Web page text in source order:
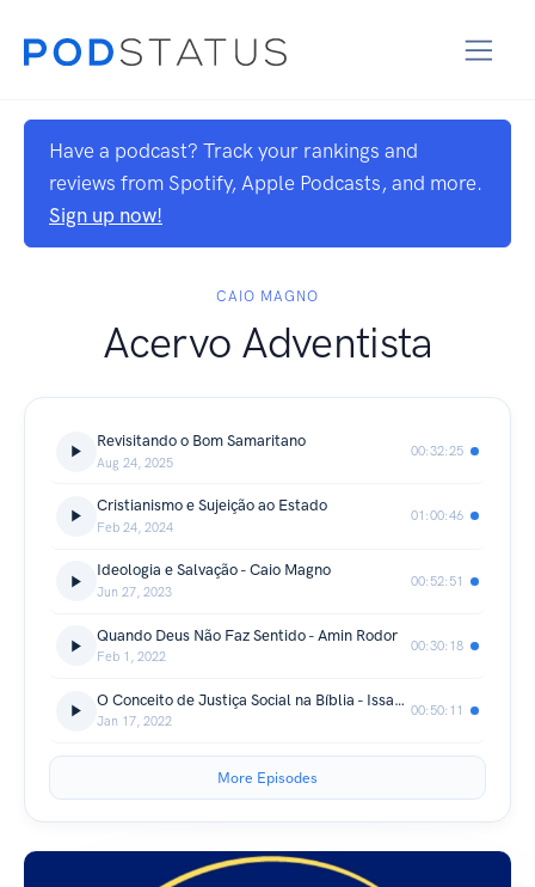
Have a podcast? Track your rankings and
reviews from Spotify, Apple Podcasts, and more.
Sign up now!
CAIO MAGNO
Acervo Adventista
Revisitando o Bom Samaritano
Aug 24, 2025
00:32:25
Cristianismo e Sujeição ao Estado
Feb 24, 2024
01:00:46
Ideologia e Salvação - Caio Magno
Jun 27, 2023
00:52:51
Quando Deus Não Faz Sentido - Amin Rodor
Feb 1, 2022
00:30:18
O Conceito de Justiça Social na Bíblia - Issac Malheiros
Jan 17, 2022
00:50:11
More Episodes